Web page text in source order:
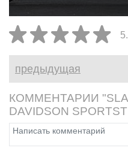
предыдущая
КОММЕНТАРИИ
DAVIDSON